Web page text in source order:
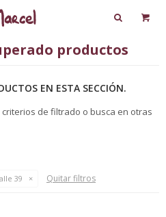
productos
EN ESTA SECCIÓN.
de filtrado o busca en otras
39 Quitar filtros